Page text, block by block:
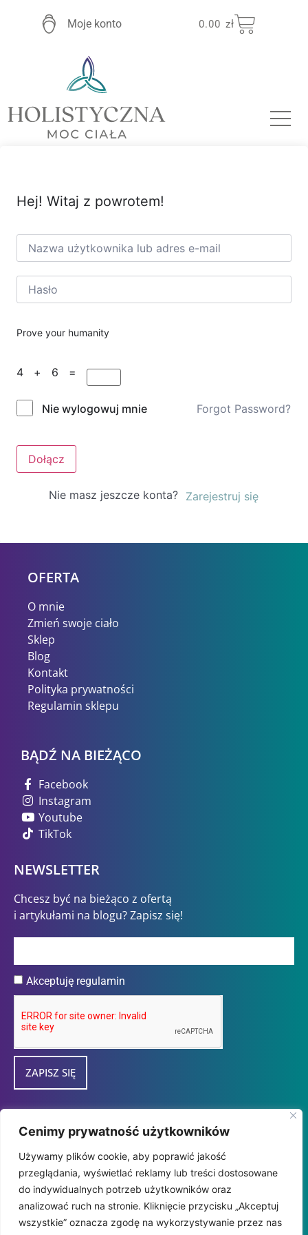
Cenimy prywatność użytkowników
Używamy plików cookie, aby poprawić jakość
przeglądania, wyświetlać reklamy lub treści dostosowane
do indywidualnych potrzeb użytkowników oraz
analizować ruch na stronie. Kliknięcie przycisku „Akceptuj
wszystkie” oznacza zgodę na wykorzystywanie przez nas
Moje konto 0.00zł
Hej! Witaj z powrotem!
Prove your humanity
4 + 6 =
Nie wylogowuj mnie Forgot Password?
Dołącz
Nie masz jeszcze konta? Zarejestruj się
OFERTA
O mnie
Zmień swoje ciało
Sklep
Blog
Kontakt
Polityka prywatności
Regulamin sklepu
BĄDŹ NA BIEŻĄCO
Facebook
Instagram
Youtube
TikTok
NEWSLETTER
Chcesz być na bieżąco z ofertą
i artykułami na blogu? Zapisz się!
Akceptuję regulamin
ZAPISZ SIĘ
Przedsiębiorca uzyskał subwencję finansową w
ramach programu "tarcza Finansowa 2.0
Polskiego Funduszu Rozwoju dla Mikro i
MałychFirm" udzieloną przez
PFR SA.